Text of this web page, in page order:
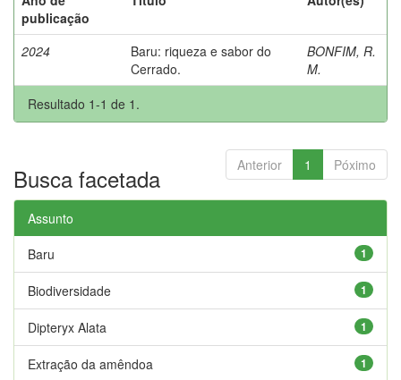
publicação
2024
Baru: riqueza e sabor do
Cerrado.
BONFIM, R.
M.
Resultado 1-1 de 1.
Anterior 1 Póximo
Busca facetada
Assunto
1
Baru
1
Biodiversidade
1
Dipteryx Alata
1
Extração da amêndoa